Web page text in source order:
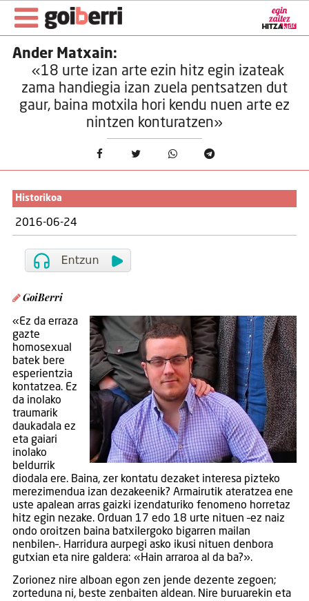
Ander Matxain:
«18 urte izan arte ezin hitz egin izateak
zama handiegia izan zuela pentsatzen dut
gaur, baina motxila hori kendu nuen arte ez
nintzen konturatzen»
Historikoa
2016-06-24
GoiBerri
«Ez da erraza
gazte
homosexual
batek bere
esperientzia
kontatzea. Ez
da inolako
traumarik
daukadala ez
eta gaiari
inolako
beldurrik
diodala ere. Baina, zer kontatu dezaket interesa pizteko
merezimendua izan dezakeenik? Armairutik ateratzea ene
uste apalean arras gaizki izendaturiko fenomeno horretaz
hitz egin nezake. Orduan 17 edo 18 urte nituen –ez naiz
ondo oroitzen baina batxilergoko bigarren mailan
nenbilen–. Harridura aurpegi asko ikusi nituen denbora
gutxian eta nire galdera: «Hain arraroa al da ba?».
Zorionez nire alboan egon zen jende dezente zegoen;
zorteduna ni, beste zenbaiten aldean. Nire buruarekin eta